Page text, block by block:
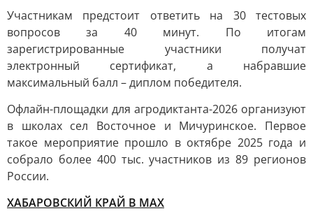
Участникам предстоит ответить на 30 тестовых
вопросов за 40 минут. По итогам
зарегистрированные участники получат
электронный сертификат, а набравшие
максимальный балл – диплом победителя.
Офлайн-площадки для агродиктанта-2026 организуют
в школах сел Восточное и Мичуринское. Первое
такое мероприятие прошло в октябре 2025 года и
собрало более 400 тыс. участников из 89 регионов
России.
ХАБАРОВСКИЙ КРАЙ В МАХ